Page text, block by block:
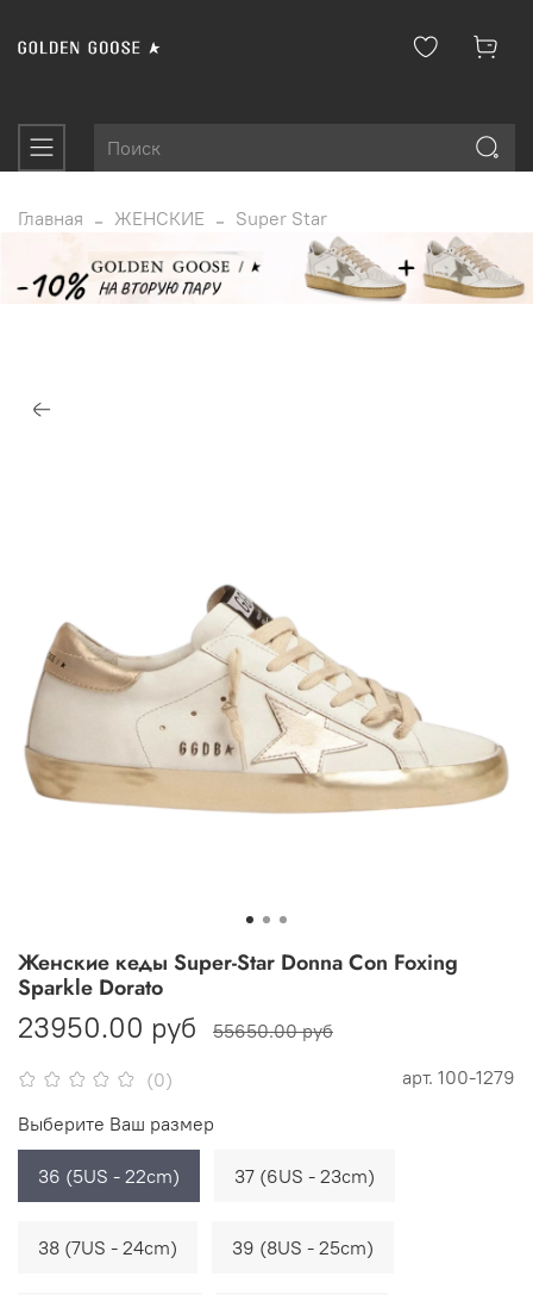
Главная ЖЕНСКИЕ Super Star
(0) арт. 100-1279
Женские кеды Super-Star Donna Con Foxing
Sparkle Dorato
23950.00 руб 55650.00 руб
Выберите Ваш размер
36 (5US - 22cm) 37 (6US - 23cm)
38 (7US - 24cm) 39 (8US - 25cm)